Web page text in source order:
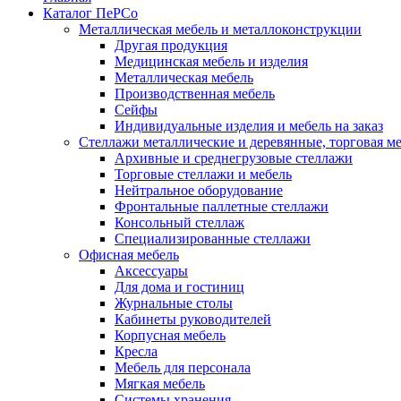
Каталог ПеРСо
Металлическая мебель и металлоконструкции
Другая продукция
Медицинская мебель и изделия
Металлическая мебель
Производственная мебель
Сейфы
Индивидуальные изделия и мебель на заказ
Стеллажи металлические и деревянные, торговая
Архивные и среднегрузовые стеллажи
Торговые стеллажи и мебель
Нейтральное оборудование
Фронтальные паллетные стеллажи
Консольный стеллаж
Специализированные стеллажи
Офисная мебель
Аксессуары
Для дома и гостиниц
Журнальные столы
Кабинеты руководителей
Корпусная мебель
Кресла
Мебель для персонала
Мягкая мебель